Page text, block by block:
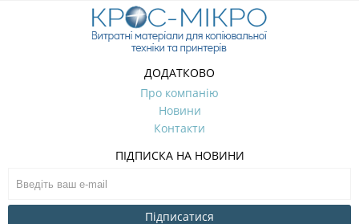
ДОДАТКОВО
Про компанію
Новини
Контакти
ПІДПИСКА НА НОВИНИ
Підписатися